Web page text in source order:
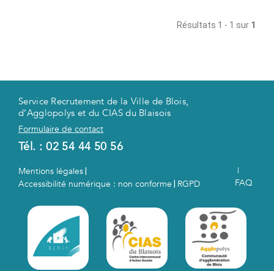
Résultats 1 - 1 sur 1
Service Recrutement de la Ville de Blois,
d’Agglopolys et du CIAS du Blaisois
Formulaire de contact
Tél. :02 54 44 50 56
Mentions légales
Accessibilité numérique : non conforme RGPD
|
FAQ